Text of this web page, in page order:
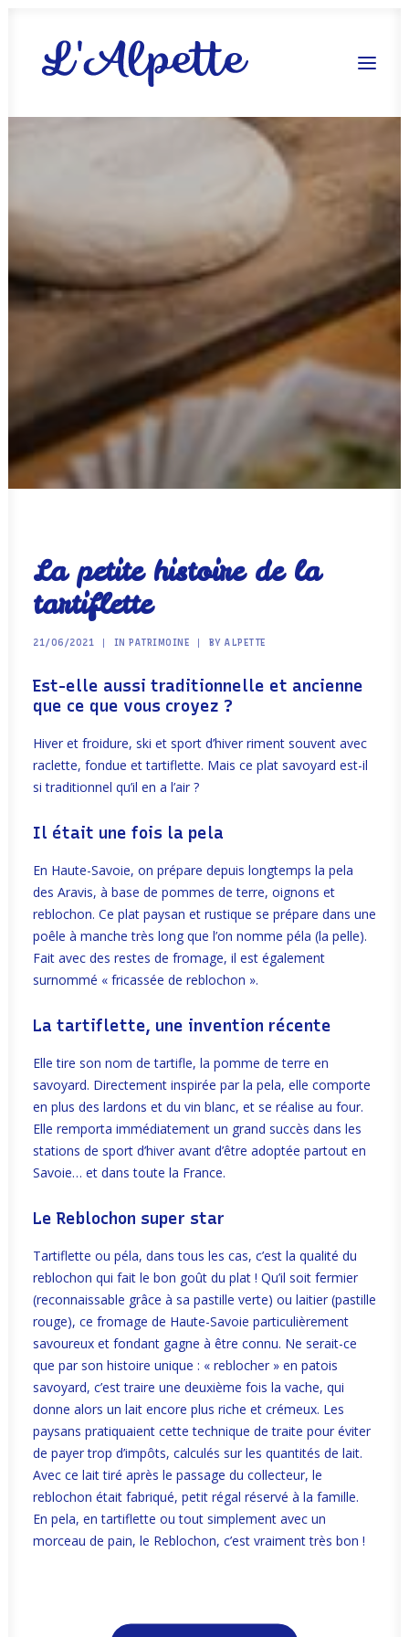
Réserver !
La petite histoire de la
tartiflette
21/06/2021 | IN PATRIMOINE | BY ALPETTE
Est-elle aussi traditionnelle et ancienne
que ce que vous croyez ?
Hiver et froidure, ski et sport d’hiver riment souvent avec
raclette, fondue et tartiflette. Mais ce plat savoyard est-il
si traditionnel qu’il en a l’air ?
Il était une fois la pela
En Haute-Savoie, on prépare depuis longtemps la pela
des Aravis, à base de pommes de terre, oignons et
reblochon. Ce plat paysan et rustique se prépare dans une
poêle à manche très long que l’on nomme péla (la pelle).
Fait avec des restes de fromage, il est également
surnommé « fricassée de reblochon ».
La tartiflette, une invention récente
Elle tire son nom de tartifle, la pomme de terre en
savoyard. Directement inspirée par la pela, elle comporte
en plus des lardons et du vin blanc, et se réalise au four.
Elle remporta immédiatement un grand succès dans les
stations de sport d’hiver avant d’être adoptée partout en
Savoie… et dans toute la France.
Le Reblochon super star
Tartiflette ou péla, dans tous les cas, c’est la qualité du
reblochon qui fait le bon goût du plat ! Qu’il soit fermier
(reconnaissable grâce à sa pastille verte) ou laitier (pastille
rouge), ce fromage de Haute-Savoie particulièrement
savoureux et fondant gagne à être connu. Ne serait-ce
que par son histoire unique : « reblocher » en patois
savoyard, c’est traire une deuxième fois la vache, qui
donne alors un lait encore plus riche et crémeux. Les
paysans pratiquaient cette technique de traite pour éviter
de payer trop d’impôts, calculés sur les quantités de lait.
Avec ce lait tiré après le passage du collecteur, le
reblochon était fabriqué, petit régal réservé à la famille.
En pela, en tartiflette ou tout simplement avec un
morceau de pain, le Reblochon, c’est vraiment très bon !